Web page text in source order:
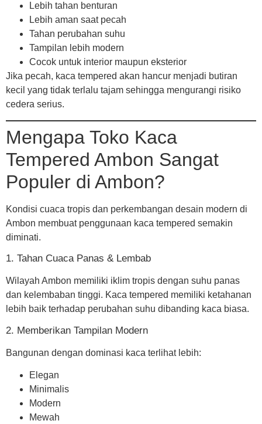
Lebih tahan benturan
Lebih aman saat pecah
Tahan perubahan suhu
Tampilan lebih modern
Cocok untuk interior maupun eksterior
Jika pecah, kaca tempered akan hancur menjadi butiran
kecil yang tidak terlalu tajam sehingga mengurangi risiko
cedera serius.
Mengapa Toko Kaca
Tempered Ambon Sangat
Populer di Ambon?
Kondisi cuaca tropis dan perkembangan desain modern di
Ambon membuat penggunaan kaca tempered semakin
diminati.
1. Tahan Cuaca Panas & Lembab
Wilayah Ambon memiliki iklim tropis dengan suhu panas
dan kelembaban tinggi. Kaca tempered memiliki ketahanan
lebih baik terhadap perubahan suhu dibanding kaca biasa.
2. Memberikan Tampilan Modern
Bangunan dengan dominasi kaca terlihat lebih:
Elegan
Minimalis
Modern
Mewah